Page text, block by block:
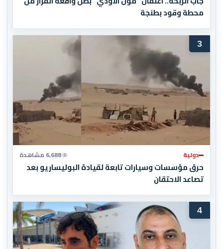
محطة وقود بطنجة
3
دولية 6,688 مشاهدة
حرق مؤسسات وسيارات تابعة لقيادة البوليساريو بعد
تصاعد الاحتقان
4